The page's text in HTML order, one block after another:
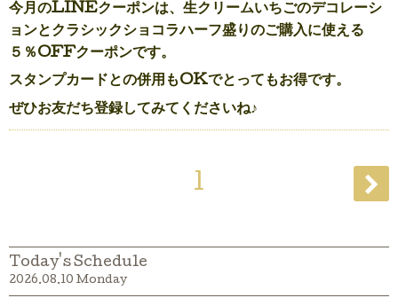
今月のLINEクーポンは、生クリームいちごのデコレーシ
ョンとクラシックショコラハーフ盛りのご購入に使える
５％OFFクーポンです。
スタンプカードとの併用もOKでとってもお得です。
ぜひお友だち登録してみてくださいね♪
1
Today's Schedule
2026.08.10 Monday